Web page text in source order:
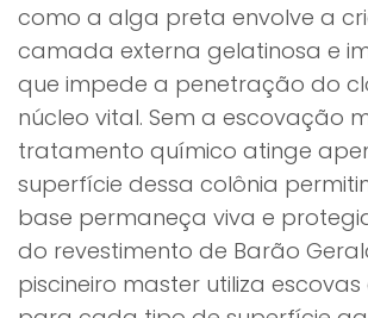
como a alga preta envolve a
camada externa gelatinosa e
que impede a penetração do
núcleo vital. Sem a escovação
tratamento químico atinge
superfície dessa colônia
base permaneça viva e
do revestimento de Barão
piscineiro master utiliza